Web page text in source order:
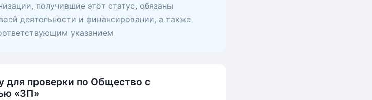
получившие этот статус, обязаны
деятельности и финансировании, а также
указанием
для проверки по Общество с
«ЗП»